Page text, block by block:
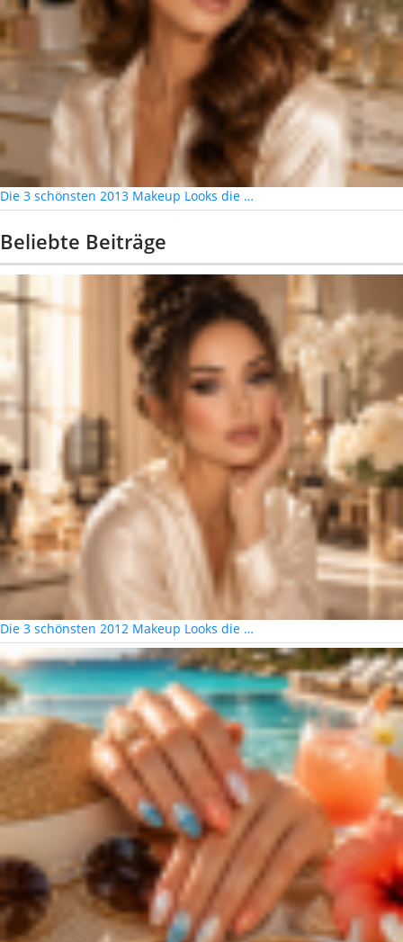
Die 3 schönsten 2013 Makeup Looks die …
Beliebte Beiträge
Die 3 schönsten 2012 Makeup Looks die …